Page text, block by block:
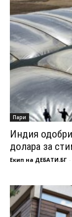
Пари
Индия
долара за
Екип на ДЕБАТИ.БГ -